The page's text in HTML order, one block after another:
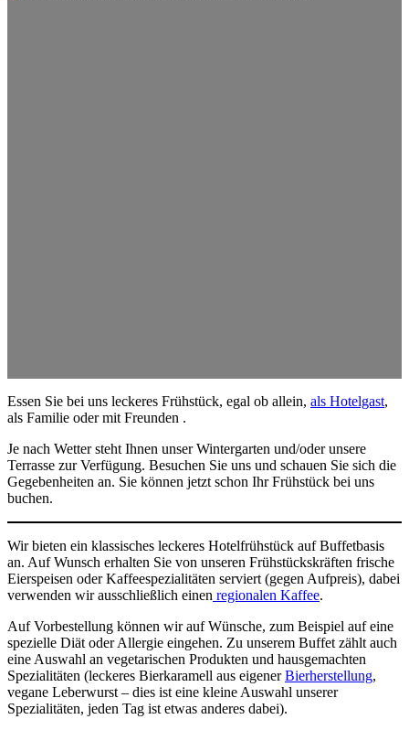
Essen Sie bei uns leckeres Frühstück, egal ob allein, als Hotelgast,
als Familie oder mit Freunden .
Je nach Wetter steht Ihnen unser Wintergarten und/oder unsere
Terrasse zur Verfügung. Besuchen Sie uns und schauen Sie sich die
Gegebenheiten an. Sie können jetzt schon Ihr Frühstück bei uns
buchen.
Wir bieten ein klassisches leckeres Hotelfrühstück auf Buffetbasis
an. Auf Wunsch erhalten Sie von unseren Frühstückskräften frische
Eierspeisen oder Kaffeespezialitäten serviert (gegen Aufpreis), dabei
verwenden wir ausschließlich einen regionalen Kaffee.
Auf Vorbestellung können wir auf Wünsche, zum Beispiel auf eine
spezielle Diät oder Allergie eingehen. Zu unserem Buffet zählt auch
eine Auswahl an vegetarischen Produkten und hausgemachten
Spezialitäten (leckeres Bierkaramell aus eigenerBierherstellung,
vegane Leberwurst – dies ist eine kleine Auswahl unserer
Spezialitäten, jeden Tag ist etwas anderes dabei).